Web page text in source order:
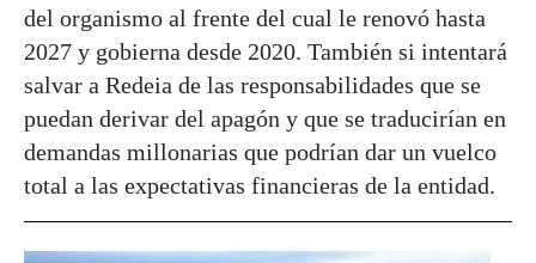
del organismo al frente del cual le renovó hasta
2027 y gobierna desde 2020. También si intentará
salvar a Redeia de las responsabilidades que se
puedan derivar del apagón y que se traducirían en
demandas millonarias que podrían dar un vuelco
total a las expectativas financieras de la entidad.